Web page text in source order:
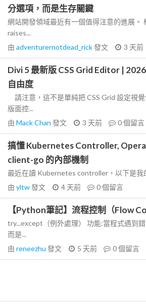
分選項，而是生存關鍵
網站開發領域最近有一個值得注意的進展。
raises...
由 adventurernotdead_rick發文 3 天前
Divi 5 最新版 CSS Grid Editor |
自由度
請注意，這不是單純把 CSS Grid 設定視
版面控...
由 Mack Chan 發文 3 天前 0個留言
搞懂 Kubernetes Controller,
client-go 的內部機制
最近在讀 Kubernetes controller，以下是我
由 yltw發文 4 天前 0個留言
【Python筆記】流程控制（Flow
try...except（例外處理） 功能:當程式遇到
而是...
由 reneezhu 發文 5 天前 0個留言